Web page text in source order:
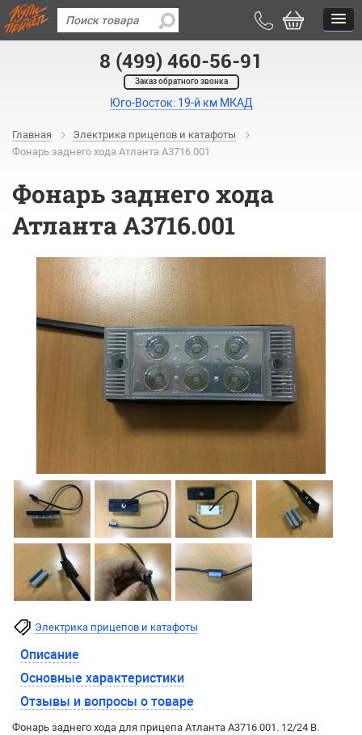
8 (499) 460-56-91
Заказ обратного звонка
Юго-Восток: 19-й км МКАД
Главная
Электрика прицепов и катафоты
Фонарь заднего хода Атланта А3716.001
Фонарь заднего хода
Атланта А3716.001
Электрика прицепов и катафоты
Описание
Основные характеристики
Отзывы и вопросы о товаре
Фонарь заднего хода для прицепа Атланта А3716.001. 12/24 В.